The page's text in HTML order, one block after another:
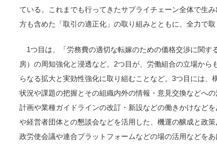
ている。これまでも行ってきたサプライチェーン全体で生
方も含めた「取引の適正化」の取り組みとともに、全力で
1つ目は、「労務費の適切な転嫁のための価格交渉に関す
房）の周知強化と浸透など。2つ目が、労働組合の立場から
らなる拡大と実効性強化に取り組むことなど。3つ目には、
状況や課題の把握とその組織内外の情報・意見交換などへ
計画や業種ガイドラインの改訂・新設などの働きかけなど
や経営者団体との懇談会などを活用した、機運の醸成と政
政労使会議や連合プラットフォームなどの場の活用などを